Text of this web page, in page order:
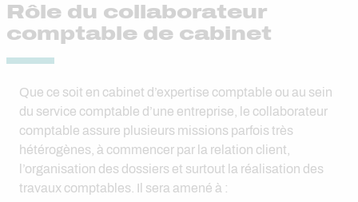
Rôle du collaborateur
comptable de cabinet
Que ce soit en cabinet d’expertise comptable ou au sein
du service comptable d’une entreprise, le collaborateur
comptable assure plusieurs missions parfois très
hétérogènes, à commencer par la relation client,
l’organisation des dossiers et surtout la réalisation des
travaux comptables. Il sera amené à :